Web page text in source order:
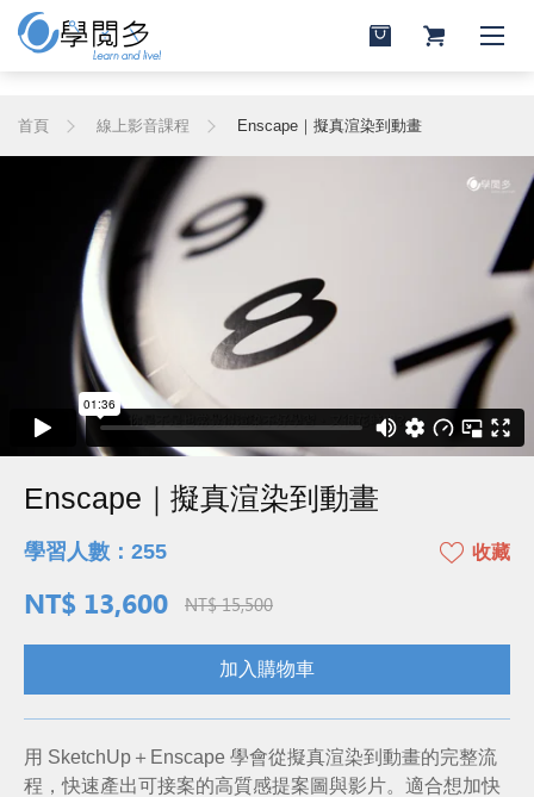
首頁 線上影音課程 Enscape｜擬真渲染到動畫
Enscape｜擬真渲染到動畫
學習人數：255 收藏
NT$ 13,600 NT$ 15,500
加入購物車
用 SketchUp＋Enscape 學會從擬真渲染到動畫的完整流
程，快速產出可接案的高質感提案圖與影片。適合想加快